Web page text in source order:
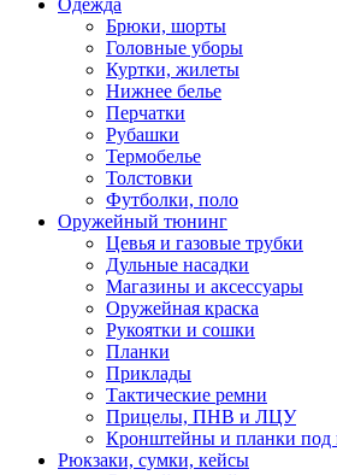
Одежда
Брюки, шорты
Головные уборы
Куртки, жилеты
Нижнее белье
Перчатки
Рубашки
Термобелье
Толстовки
Футболки, поло
Оружейный тюнинг
Цевья и газовые трубки
Дульные насадки
Магазины и аксессуары
Оружейная краска
Рукоятки и сошки
Планки
Приклады
Тактические ремни
Прицелы, ПНВ и ЛЦУ
Кронштейны и планки под
Рюкзаки, сумки, кейсы